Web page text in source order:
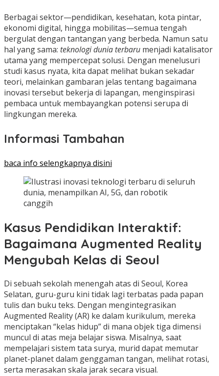
Berbagai sektor—pendidikan, kesehatan, kota pintar,
ekonomi digital, hingga mobilitas—semua tengah
bergulat dengan tantangan yang berbeda. Namun satu
hal yang sama: teknologi dunia terbaru menjadi katalisator
utama yang mempercepat solusi. Dengan menelusuri
studi kasus nyata, kita dapat melihat bukan sekadar
teori, melainkan gambaran jelas tentang bagaimana
inovasi tersebut bekerja di lapangan, menginspirasi
pembaca untuk membayangkan potensi serupa di
lingkungan mereka.
Informasi Tambahan
baca info selengkapnya disini
Kasus Pendidikan Interaktif:
Bagaimana Augmented Reality
Mengubah Kelas di Seoul
Di sebuah sekolah menengah atas di Seoul, Korea
Selatan, guru-guru kini tidak lagi terbatas pada papan
tulis dan buku teks. Dengan mengintegrasikan
Augmented Reality (AR) ke dalam kurikulum, mereka
menciptakan “kelas hidup” di mana objek tiga dimensi
muncul di atas meja belajar siswa. Misalnya, saat
mempelajari sistem tata surya, murid dapat memutar
planet-planet dalam genggaman tangan, melihat rotasi,
serta merasakan skala jarak secara visual.